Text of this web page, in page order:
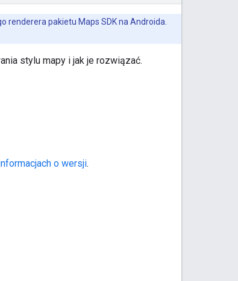
renderera pakietu Maps SDK na Androida.
stylu mapy i jak je rozwiązać.
o wersji.